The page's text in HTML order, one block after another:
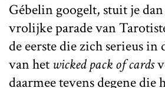
Gébelin googelt, stuit je
vrolijke parade van
de eerste die zich serieus in
van hetwicked pack of cards
daarmee tevens degene die